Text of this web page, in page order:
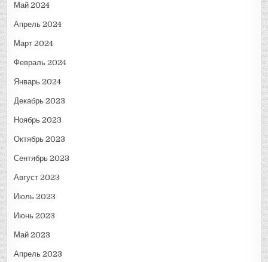
Май 2024
Апрель 2024
Март 2024
Февраль 2024
Январь 2024
Декабрь 2023
Ноябрь 2023
Октябрь 2023
Сентябрь 2023
Август 2023
Июль 2023
Июнь 2023
Май 2023
Апрель 2023